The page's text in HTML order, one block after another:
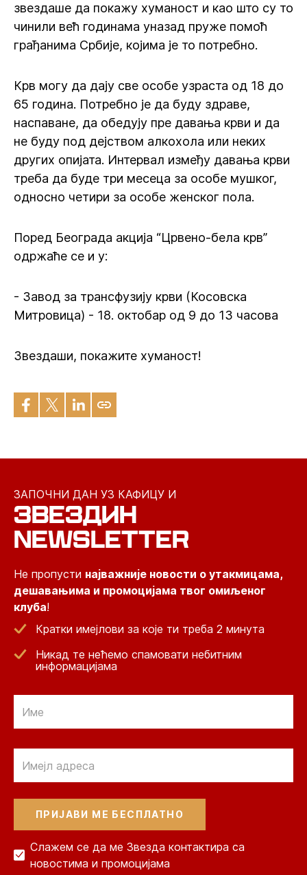
звездаше да покажу хуманост и као што су то
чинили већ годинама уназад пруже помоћ
грађанима Србије, којима је то потребно.
Крв могу да дају све особе узраста од 18 до
65 година. Потребно је да буду здраве,
наспаване, да обедују пре давања крви и да
не буду под дејством алкохола или неких
других опијата. Интервал између давања крви
треба да буде три месеца за особе мушког,
односно четири за особе женског пола.
Поред Београда акција “Црвено-бела крв”
одржаће се и у:
- Завод за трансфузију крви (Косовска
Митровица) - 18. октобар од 9 до 13 часова
Звездаши, покажите хуманост!
ЗАПОЧНИ ДАН УЗ КАФИЦУ И
ЗВЕЗДИН
NEWSLETTER
Не пропусти најважније новости о утакмицама,
дешавањима и промоцијама твог омиљеног
клуба!
Кратки имејлови за које ти треба 2 минута
Никад те нећемо спамовати небитним
информацијама
Слажем се да ме Звезда контактира са
новостима и промоцијама